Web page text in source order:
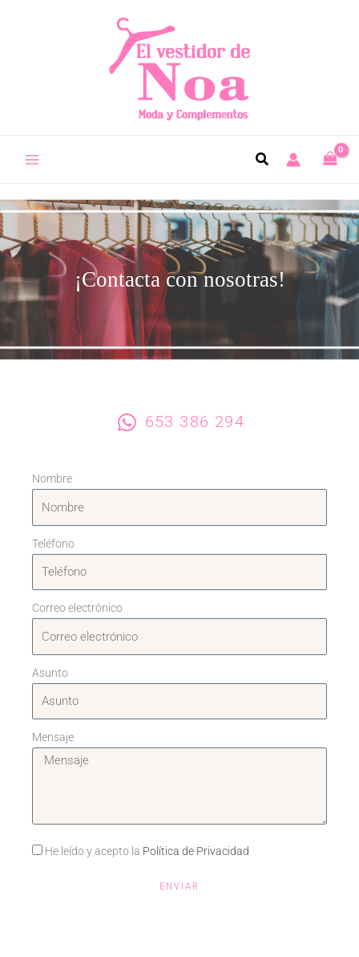
¡Contacta con nosotras!
653 386 294
Nombre
Teléfono
Correo electrónico
Asunto
Mensaje
He leído y acepto la Política de Privacidad
ENVIAR